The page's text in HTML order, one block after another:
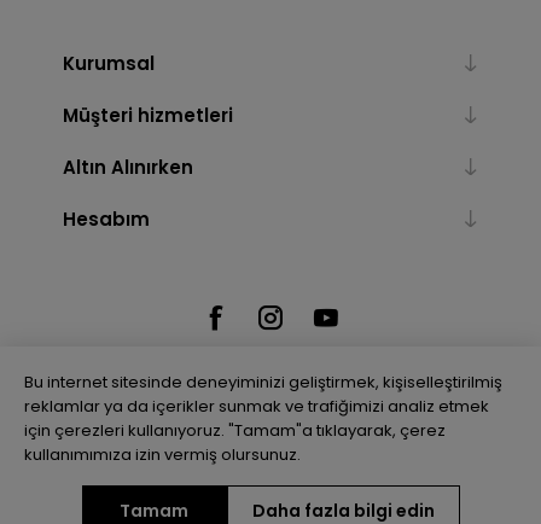
Kurumsal
Müşteri hizmetleri
Altın Alınırken
Hesabım
Powered bynopCommerce
Telif hakkı © 2026 Gulenler Altın. Tüm hakları saklıdır.
Bu internet sitesinde deneyiminizi geliştirmek, kişiselleştirilmiş
reklamlar ya da içerikler sunmak ve trafiğimizi analiz etmek
için çerezleri kullanıyoruz. "Tamam"a tıklayarak, çerez
kullanımımıza izin vermiş olursunuz.
Tamam Daha fazla bilgi edin